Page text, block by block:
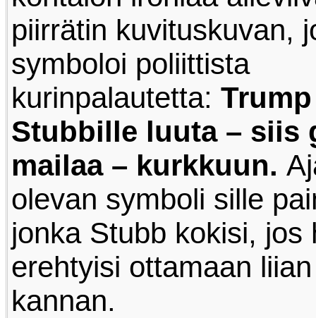
piirrätin kuvituskuvan,
symboloi poliittista
kurinpalautetta:
Stubbille luuta – siis
mailaa – kurkkuun.
olevan symboli sille
jonka Stubb kokisi, jos
erehtyisi ottamaan
kannan.